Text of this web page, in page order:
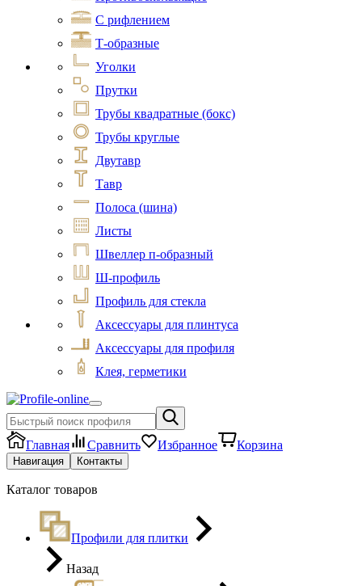
С рифлением
Т-образные
Уголки
Прутки
Трубы квадратные (бокс)
Трубы круглые
Двутавр
Тавр
Полоса (шина)
Листы
Швеллер п-образный
Ш-профиль
Профиль для стекла
Аксессуары для плинтуса
Аксессуары для профиля
Клея, герметики
Главная Сравнить Избранное Корзина
Навигация Контакты
Каталог товаров
Профили для плитки
Назад